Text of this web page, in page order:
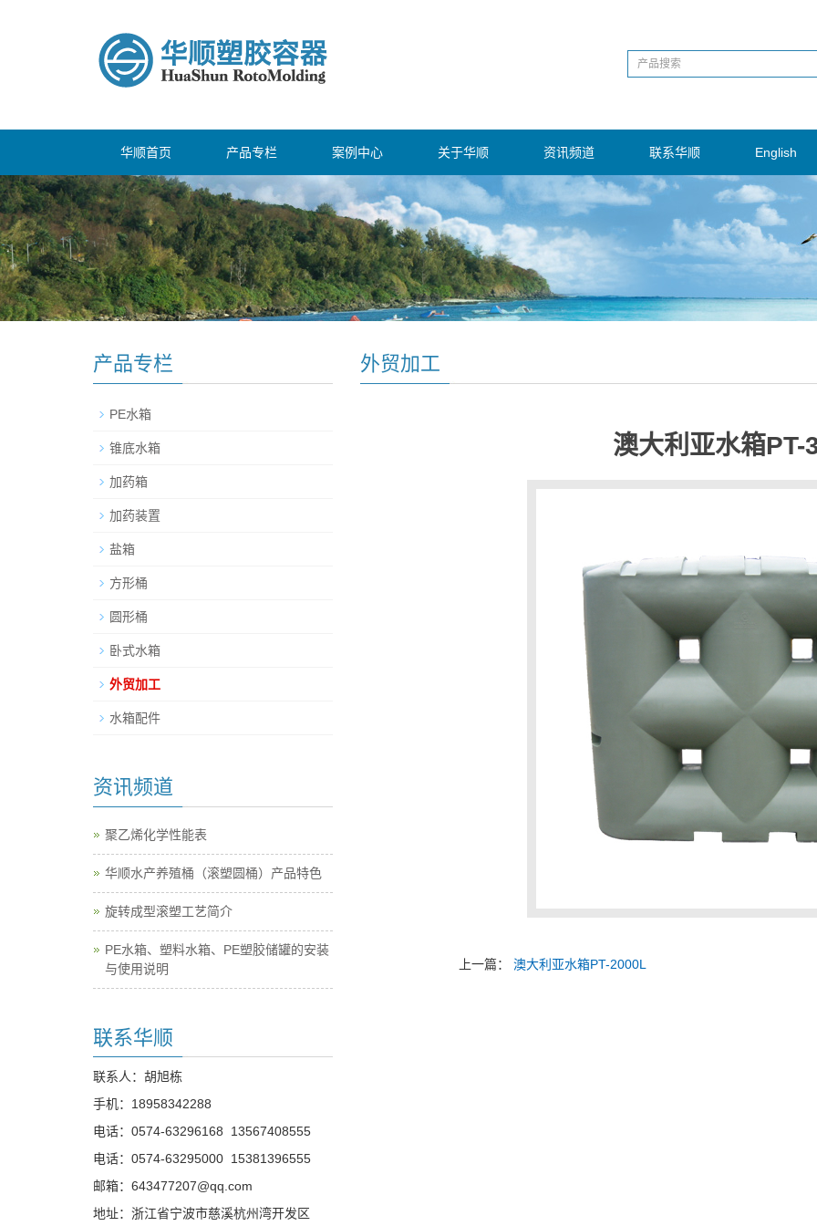
华顺首页 产品专栏 案例中心 关于华顺 资讯频道 联系华顺 English
外贸加工
澳大利亚水箱PT-
上一篇： 澳大利亚水箱PT-2000L
产品专栏
PE水箱
锥底水箱
加药箱
加药装置
盐箱
方形桶
圆形桶
卧式水箱
外贸加工
水箱配件
资讯频道
聚乙烯化学性能表
华顺水产养殖桶（滚塑圆桶）产品特色
旋转成型滚塑工艺简介
PE水箱、塑料水箱、PE塑胶储罐的安装
与使用说明
联系华顺
联系人：胡旭栋
手机： 18958342288
电话： 0574-63296168
13567408555
电话： 0574-63295000 15381396555
邮箱： 643477207@qq.com
地址：浙江省宁波市慈溪杭州湾开发区